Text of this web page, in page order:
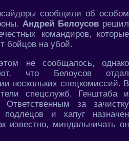
сообщили об особом
Андрей Белоусов решил
командиров, которые
бойцов на убой.
не сообщалось, однако
что Белоусов отдал
нескольких спецкомиссий. В
спецслужб, Генштаба и
Ответственным за зачистку
и хапуг назначен
известно, миндальничать он